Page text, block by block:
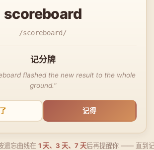
scoreboard
/scoreboard/
记分牌
flashed the new result to the whole
ground."
记得
遗忘曲线在 1 天、3 天、7 天后再提醒你 —— 直到